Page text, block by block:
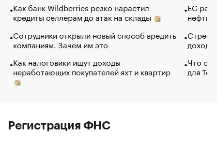
Как банк Wildberries резко нарастил
кредиты селлерам до атак на склады
Сотрудники открыли новый способ вредить
компаниям. Зачем им это
Как налоговики ищут доходы
неработающих покупателей яхт и квартир
ЕС
нефти
Что
для
Регистрация ФНС